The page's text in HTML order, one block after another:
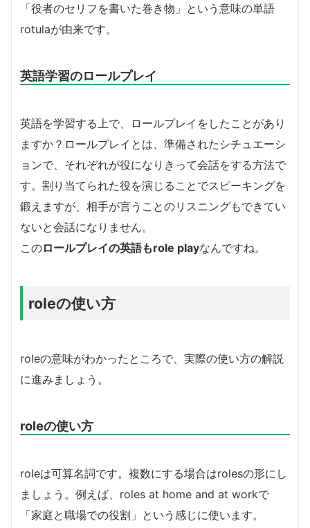
「役者のセリフを書いた巻き物」という意味の単語
rotulaが由来です。
英語学習のロールプレイ
英語を学習する上で、ロールプレイをしたことがあり
ますか？ロールプレイとは、準備されたシチュエーシ
ョンで、それぞれが役になりきって会話をする方法で
す。割り当てられた役を演じることでスピーキングを
鍛えますが、相手が言うことのリスニングもできてい
ないと会話になりません。
このロールプレイの英語もrole playなんですね。
roleの使い方
roleの意味がわかったところで、実際の使い方の解説
に進みましょう。
roleの使い方
roleは可算名詞です。複数にする場合はrolesの形にし
ましょう。例えば、roles at home and at workで
「家庭と職場での役割」という感じに使います。